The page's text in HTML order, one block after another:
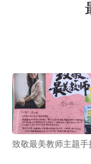
致敬最美教师主题手